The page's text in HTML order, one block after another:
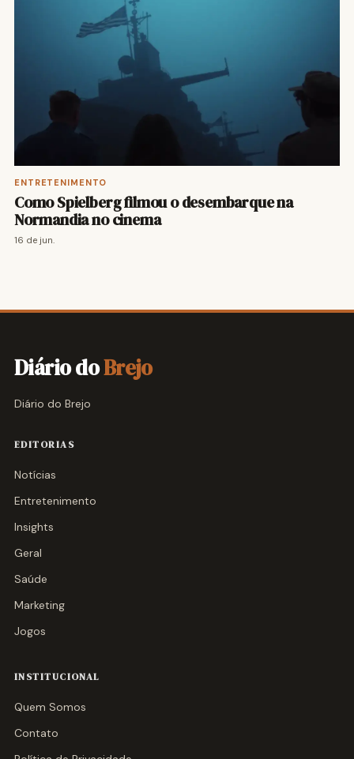
ENTRETENIMENTO
Como Spielberg filmou o desembarque na
Normandia no cinema
16 de jun.
Diário doBrejo
Diário do Brejo
EDITORIAS
Notícias
Entretenimento
Insights
Geral
Saúde
Marketing
Jogos
INSTITUCIONAL
Quem Somos
Contato